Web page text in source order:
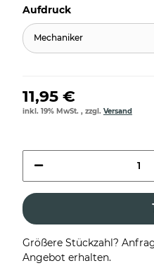
Aufdruck
Mechaniker
11,95 €
inkl. 19% MwSt. , zzgl. Versand
Größere Stückzahl?
Angebot erhalten.